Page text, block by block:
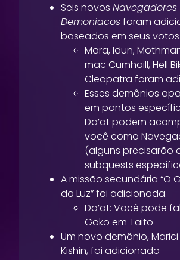
Seis novosNavegadores
Demoniacosforam
baseados em seus
Mara, Idun,
mac Cumhaill, Hell
Cleopatra foram
Esses demônios
em pontos
Da’at podem
você como
(alguns precisarão
subquests
A missão secundária “O
da Luz” foi adicionada.
Da’at: Você pode
Goko em Taito
Um novo demônio,
Kishin, foi adicionado